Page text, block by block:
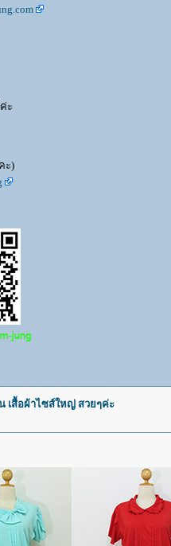
ะ
ะ)
เสื้อผ้าไซส์ใหญ่ สวยๆค่ะ